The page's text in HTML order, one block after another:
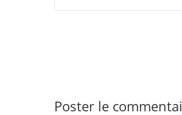
Poster le